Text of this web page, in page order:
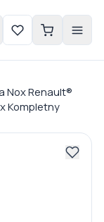
Nox Renault®
Kompletny